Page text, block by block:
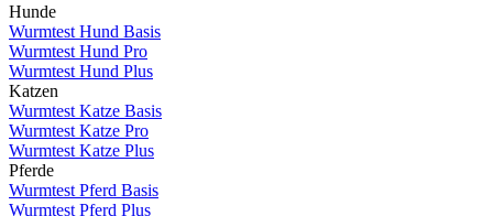
Hunde
Wurmtest Hund Basis
Wurmtest Hund Pro
Wurmtest Hund Plus
Katzen
Wurmtest Katze Basis
Wurmtest Katze Pro
Wurmtest Katze Plus
Pferde
Wurmtest Pferd Basis
Wurmtest Pferd Plus